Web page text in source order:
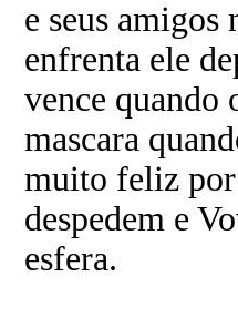
e seus
enfrenta ele
vence quando
mascara
muito feliz por
despedem e
esfera.